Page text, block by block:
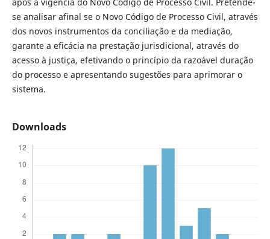
se analisar afinal se o Novo Código de Processo Civil, através
dos novos instrumentos da conciliação e da mediação,
garante a eficácia na prestação jurisdicional, através do
acesso à justiça, efetivando o princípio da razoável duração
do processo e apresentando sugestões para aprimorar o
sistema.
Downloads